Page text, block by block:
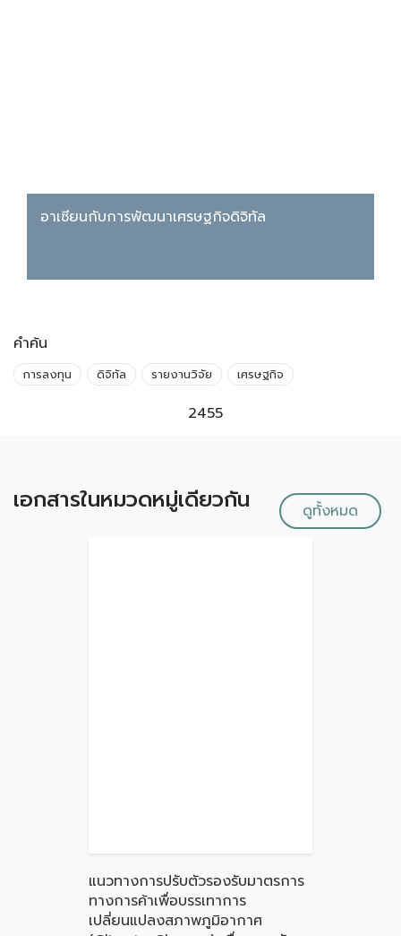
อาเซียนกับการพัฒนาเศรษฐกิจดิจิทัล
คำค้น
การลงทุน ดิจิทัล รายงานวิจัย เศรษฐกิจ
2455
เอกสารในหมวดหมู่เดียวกัน ดูทั้งหมด
แนวทางการปรับตัวรองรับมาตรการ
ทางการค้าเพื่อบรรเทาการ
เปลี่ยนแปลงสภาพภูมิอากาศ